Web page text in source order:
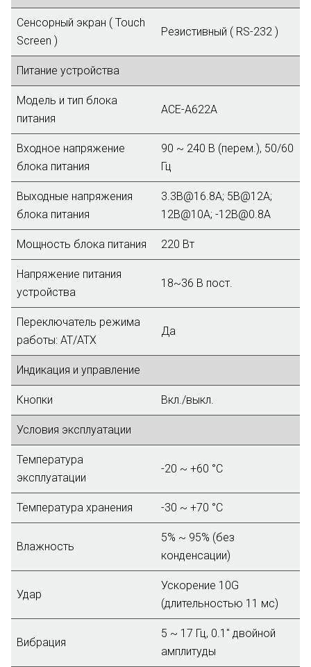
Сенсорный экран ( Touch
Screen )
Резистивный ( RS-232 )
Питание устройства
Модель и тип блока
питания
ACE-A622A
Входное напряжение
блока питания
90 ~ 240 В (перем.), 50/60
Гц
Выходные напряжения
блока питания
3.3В@16.8А; 5В@12А;
12В@10А; -12В@0.8А
Мощность блока питания 220 Вт
Напряжение питания
устройства
18~36 B пост.
Переключатель режима
работы: AT/ATX
Да
Индикация и управление
Кнопки Вкл./выкл.
Условия эксплуатации
Температура
эксплуатации
-20 ~ +60 °C
Температура хранения -30 ~ +70 °C
Влажность
5% ~ 95% (без
конденсации)
Удар
Ускорение 10G
(длительностью 11 мс)
Вибрация
5 ~ 17 Гц, 0.1" двойной
амплитуды